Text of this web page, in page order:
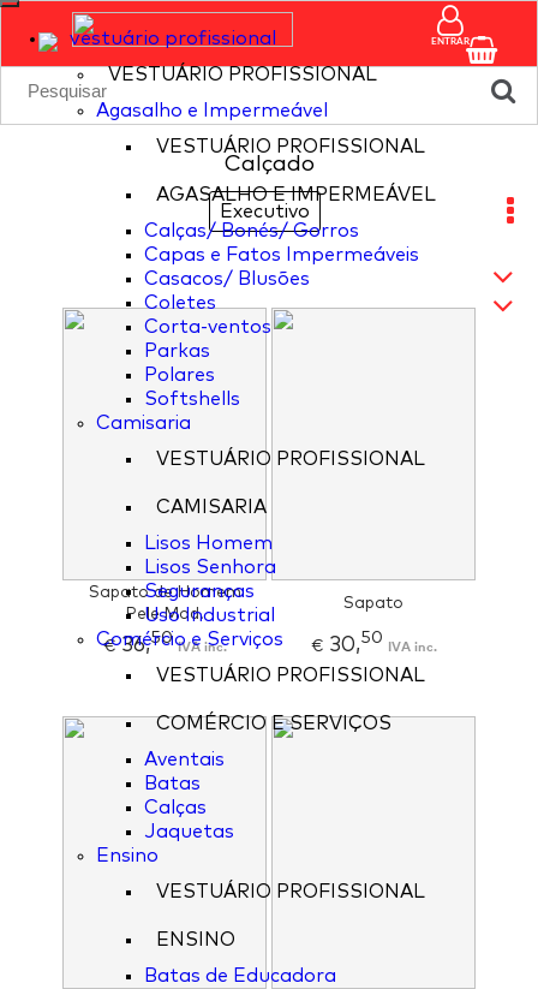
vestuário profissional
VESTUÁRIO PROFISSIONAL
Agasalho e Impermeável
VESTUÁRIO PROFISSIONAL
AGASALHO E IMPERMEÁVEL
Calças/ Bonés/ Gorros
Capas e Fatos Impermeáveis
Casacos/ Blusões
Coletes
Corta-ventos
Parkas
Polares
Softshells
Camisaria
VESTUÁRIO PROFISSIONAL
CAMISARIA
Lisos Homem
Lisos Senhora
Seguranças
Uso Industrial
Comércio e Serviços
VESTUÁRIO PROFISSIONAL
COMÉRCIO E SERVIÇOS
Aventais
Batas
Calças
Jaquetas
Ensino
VESTUÁRIO PROFISSIONAL
ENSINO
Batas de Educadora
ENTRAR
Calçado
Executivo
Sapato de Homem
Pele Mod.
€36,50 IVA inc.
Sapato
€30,50 IVA inc.